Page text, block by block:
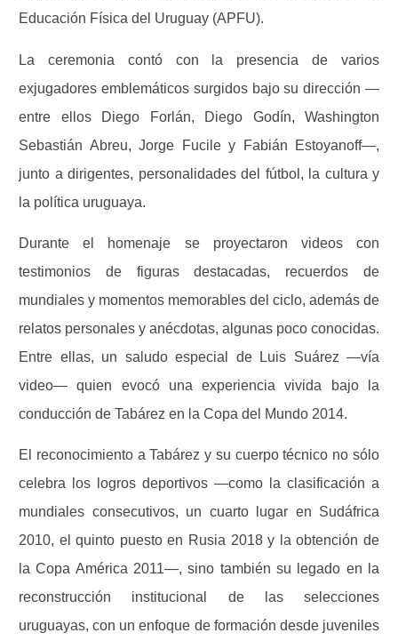
Educación Física del Uruguay (APFU).
La ceremonia contó con la presencia de varios
exjugadores emblemáticos surgidos bajo su dirección —
entre ellos Diego Forlán, Diego Godín, Washington
Sebastián Abreu, Jorge Fucile y Fabián Estoyanoff—,
junto a dirigentes, personalidades del fútbol, la cultura y
la política uruguaya.
Durante el homenaje se proyectaron videos con
testimonios de figuras destacadas, recuerdos de
mundiales y momentos memorables del ciclo, además de
relatos personales y anécdotas, algunas poco conocidas.
Entre ellas, un saludo especial de Luis Suárez —vía
video— quien evocó una experiencia vivida bajo la
conducción de Tabárez en la Copa del Mundo 2014.
El reconocimiento a Tabárez y su cuerpo técnico no sólo
celebra los logros deportivos —como la clasificación a
mundiales consecutivos, un cuarto lugar en Sudáfrica
2010, el quinto puesto en Rusia 2018 y la obtención de
la Copa América 2011—, sino también su legado en la
reconstrucción institucional de las selecciones
uruguayas, con un enfoque de formación desde juveniles